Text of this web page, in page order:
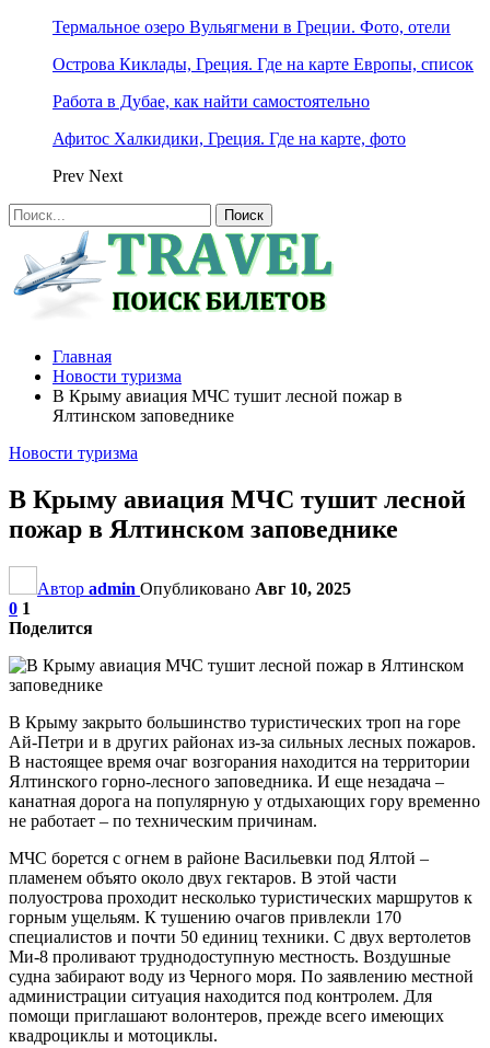
Термальное озеро Вульягмени в Греции. Фото, отели
Острова Киклады, Греция. Где на карте Европы, список
Работа в Дубае, как найти самостоятельно
Афитос Халкидики, Греция. Где на карте, фото
Prev Next
Главная
Новости туризма
В Крыму авиация МЧС тушит лесной пожар в
Ялтинском заповеднике
Новости туризма
В Крыму авиация МЧС тушит лесной
пожар в Ялтинском заповеднике
Автор admin Опубликовано Авг 10, 2025
0 1
Поделится
В Крыму закрыто большинство туристических троп на горе
Ай-Петри и в других районах из-за сильных лесных пожаров.
В настоящее время очаг возгорания находится на территории
Ялтинского горно-лесного заповедника. И еще незадача –
канатная дорога на популярную у отдыхающих гору временно
не работает – по техническим причинам.
МЧС борется с огнем в районе Васильевки под Ялтой –
пламенем объято около двух гектаров. В этой части
полуострова проходит несколько туристических маршрутов к
горным ущельям. К тушению очагов привлекли 170
специалистов и почти 50 единиц техники. С двух вертолетов
Ми-8 проливают труднодоступную местность. Воздушные
судна забирают воду из Черного моря. По заявлению местной
администрации ситуация находится под контролем. Для
помощи приглашают волонтеров, прежде всего имеющих
квадроциклы и мотоциклы.